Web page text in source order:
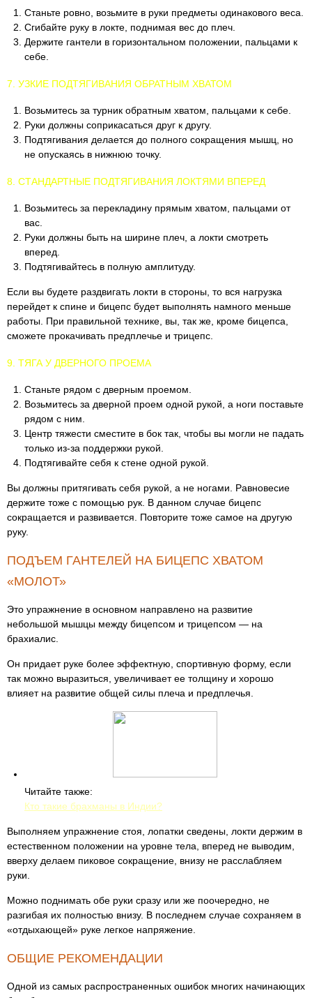
Станьте ровно, возьмите в руки предметы одинакового веса.
Сгибайте руку в локте, поднимая вес до плеч.
Держите гантели в горизонтальном положении, пальцами к
себе.
7. УЗКИЕ ПОДТЯГИВАНИЯ ОБРАТНЫМ ХВАТОМ
Возьмитесь за турник обратным хватом, пальцами к себе.
Руки должны соприкасаться друг к другу.
Подтягивания делается до полного сокращения мышц, но
не опускаясь в нижнюю точку.
8. СТАНДАРТНЫЕ ПОДТЯГИВАНИЯ ЛОКТЯМИ ВПЕРЕД
Возьмитесь за перекладину прямым хватом, пальцами от
вас.
Руки должны быть на ширине плеч, а локти смотреть
вперед.
Подтягивайтесь в полную амплитуду.
Если вы будете раздвигать локти в стороны, то вся нагрузка
перейдет к спине и бицепс будет выполнять намного меньше
работы. При правильной технике, вы, так же, кроме бицепса,
сможете прокачивать предплечье и трицепс.
9. ТЯГА У ДВЕРНОГО ПРОЕМА
Станьте рядом с дверным проемом.
Возьмитесь за дверной проем одной рукой, а ноги поставьте
рядом с ним.
Центр тяжести сместите в бок так, чтобы вы могли не падать
только из-за поддержки рукой.
Подтягивайте себя к стене одной рукой.
Вы должны притягивать себя рукой, а не ногами. Равновесие
держите тоже с помощью рук. В данном случае бицепс
сокращается и развивается. Повторите тоже самое на другую
руку.
ПОДЪЕМ ГАНТЕЛЕЙ НА БИЦЕПС ХВАТОМ
«МОЛОТ»
Это упражнение в основном направлено на развитие
небольшой мышцы между бицепсом и трицепсом — на
брахиалис.
Он придает руке более эффектную, спортивную форму, если
так можно выразиться, увеличивает ее толщину и хорошо
влияет на развитие общей силы плеча и предплечья.
Читайте также:
Кто такие брахманы в Индии?
Выполняем упражнение стоя, лопатки сведены, локти держим в
естественном положении на уровне тела, вперед не выводим,
вверху делаем пиковое сокращение, внизу не расслабляем
руки.
Можно поднимать обе руки сразу или же поочередно, не
разгибая их полностью внизу. В последнем случае сохраняем в
«отдыхающей» руке легкое напряжение.
ОБЩИЕ РЕКОМЕНДАЦИИ
Одной из самых распространенных ошибок многих начинающих